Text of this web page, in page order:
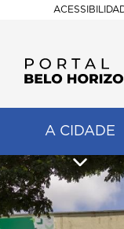
A CIDADE